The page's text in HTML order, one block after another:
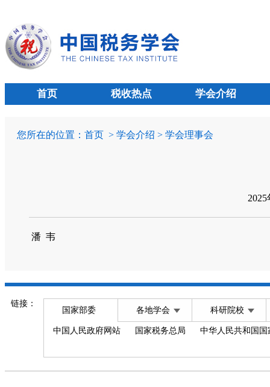
首页 税收热点 学会介绍
您所在的位置： 首页 > 学会介绍 > 学会理事会
潘 韦
链接：
国家部委 各地学会 科研院校
中国人民政府网站 国家税务总局 中华人民共和国